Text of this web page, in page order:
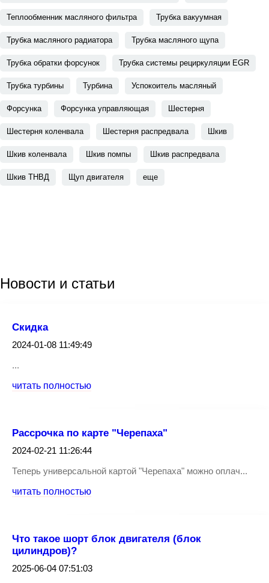
Теплообменник масляного фильтра Трубка вакуумная
Трубка масляного радиатора Трубка масляного щупа
Трубка обратки форсунок Трубка системы рециркуляции EGR
Трубка турбины Турбина Успокоитель масляный
Форсунка Форсунка управляющая Шестерня
Шестерня коленвала Шестерня распредвала Шкив
Шкив коленвала Шкив помпы Шкив распредвала
Шкив ТНВД Щуп двигателя еще
Новости и статьи
Скидка
2024-01-08 11:49:49
...
читать полностью
Рассрочка по карте "Черепаха"
2024-02-21 11:26:44
Теперь универсальной картой "Черепаха" можно оплач...
читать полностью
Что такое шорт блок двигателя (блок
цилиндров)?
2025-06-04 07:51:03